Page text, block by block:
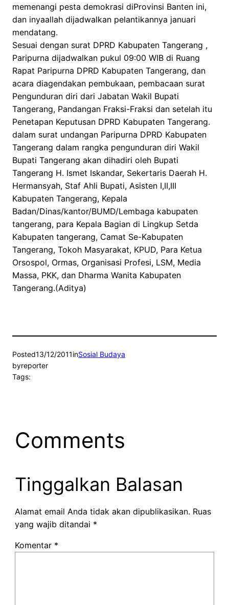
memenangi pesta demokrasi diProvinsi Banten ini,
dan inyaallah dijadwalkan pelantikannya januari
mendatang.
Sesuai dengan surat DPRD Kabupaten Tangerang ,
Paripurna dijadwalkan pukul 09:00 WIB di Ruang
Rapat Paripurna DPRD Kabupaten Tangerang, dan
acara diagendakan pembukaan, pembacaan surat
Pengunduran diri dari Jabatan Wakil Bupati
Tangerang, Pandangan Fraksi-Fraksi dan setelah itu
Penetapan Keputusan DPRD Kabupaten Tangerang.
dalam surat undangan Paripurna DPRD Kabupaten
Tangerang dalam rangka pengunduran diri Wakil
Bupati Tangerang akan dihadiri oleh Bupati
Tangerang H. Ismet Iskandar, Sekertaris Daerah H.
Hermansyah, Staf Ahli Bupati, Asisten I,II,III
Kabupaten Tangerang, Kepala
Badan/Dinas/kantor/BUMD/Lembaga kabupaten
tangerang, para Kepala Bagian di Lingkup Setda
Kabupaten tangerang, Camat Se-Kabupaten
Tangerang, Tokoh Masyarakat, KPUD, Para Ketua
Orsospol, Ormas, Organisasi Profesi, LSM, Media
Massa, PKK, dan Dharma Wanita Kabupaten
Tangerang.(Aditya)
Posted13/12/2011inSosial Budaya
byreporter
Tags:
Comments
Tinggalkan Balasan
Alamat email Anda tidak akan dipublikasikan. Ruas
yang wajib ditandai *
Komentar *